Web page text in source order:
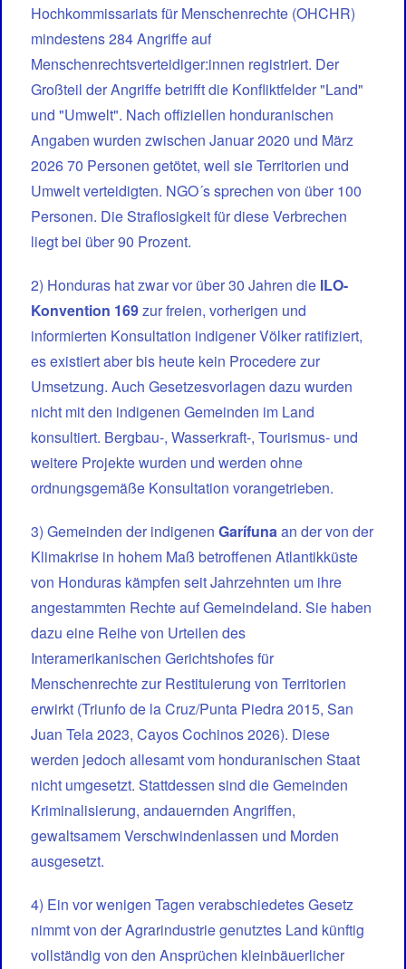
Hochkommissariats für Menschenrechte (OHCHR)
mindestens 284 Angriffe auf
Menschenrechtsverteidiger:innen registriert. Der
Großteil der Angriffe betrifft die Konfliktfelder "Land"
und "Umwelt". Nach offiziellen honduranischen
Angaben wurden zwischen Januar 2020 und März
2026 70 Personen getötet, weil sie Territorien und
Umwelt verteidigten. NGO´s sprechen von über 100
Personen. Die Straflosigkeit für diese Verbrechen
liegt bei über 90 Prozent.
2) Honduras hat zwar vor über 30 Jahren die ILO-
Konvention 169zur freien, vorherigen und
informierten Konsultation indigener Völker ratifiziert,
es existiert aber bis heute kein Procedere zur
Umsetzung. Auch Gesetzesvorlagen dazu wurden
nicht mit den indigenen Gemeinden im Land
konsultiert. Bergbau-, Wasserkraft-, Tourismus- und
weitere Projekte wurden und werden ohne
ordnungsgemäße Konsultation vorangetrieben.
3) Gemeinden der indigenen Garífunaan der von der
Klimakrise in hohem Maß betroffenen Atlantikküste
von Honduras kämpfen seit Jahrzehnten um ihre
angestammten Rechte auf Gemeindeland. Sie haben
dazu eine Reihe von Urteilen des
Interamerikanischen Gerichtshofes für
Menschenrechte zur Restituierung von Territorien
erwirkt (Triunfo de la Cruz/Punta Piedra 2015, San
Juan Tela 2023, Cayos Cochinos 2026). Diese
werden jedoch allesamt vom honduranischen Staat
nicht umgesetzt. Stattdessen sind die Gemeinden
Kriminalisierung, andauernden Angriffen,
gewaltsamem Verschwindenlassen und Morden
ausgesetzt.
4) Ein vor wenigen Tagen verabschiedetes Gesetz
nimmt von der Agrarindustrie genutztes Land künftig
vollständig von den Ansprüchen kleinbäuerlicher